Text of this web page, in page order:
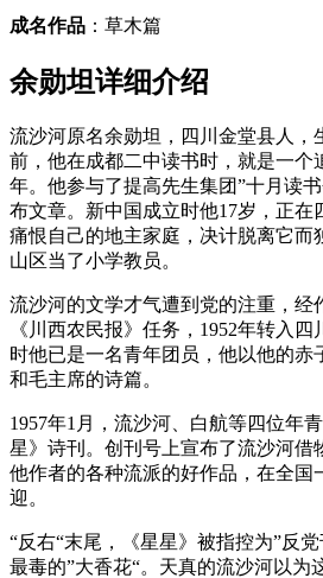
成名作品 ：草木篇
余勋坦详细介绍
流沙河原名余勋坦，四川金堂县人，
前，他在成都二中读书时，就是一个
年。他参与了提高先生集团”十月读
布文章。新中国成立时他17岁，正在
痛恨自己的地主家庭，决计脱离它而
山区当了小学教员。
流沙河的文学才气遭到党的注重，经
《川西农民报》任务，1952年转入
时他已是一名青年团员，他以他的赤
和毛主席的诗篇。
1957年1月，流沙河、白航等四位年
星》诗刊。创刊号上宣布了流沙河借
他作者的各种流派的好作品，在全国
迎。
“反右“末尾，《星星》被指控为”反
最毒的”大香花“。天真的流沙河以为